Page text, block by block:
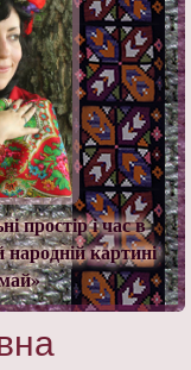
простір і час в
народній картині